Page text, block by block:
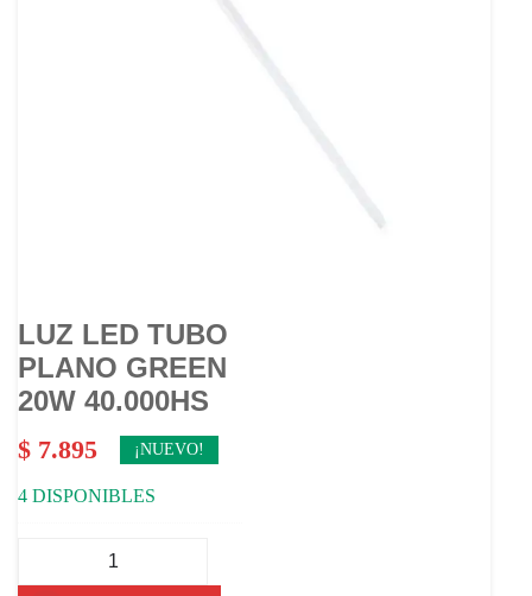
LUZ LED TUBO
PLANO GREEN
20W 40.000HS
$ 7.895 ¡NUEVO!
4 DISPONIBLES